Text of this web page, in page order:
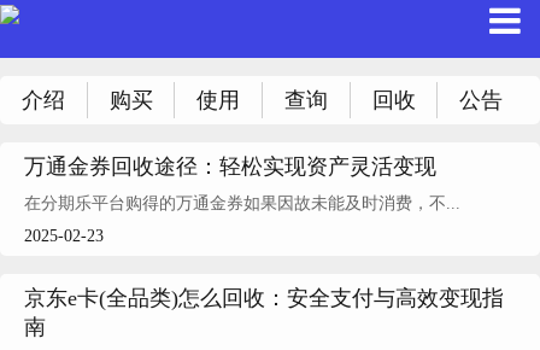
介绍 购买 使用 查询 回收 公告
万通金券回收途径：轻松实现资产灵活变现
在分期乐平台购得的万通金券如果因故未能及时消费，不...
2025-02-23
京东e卡(全品类)怎么回收：安全支付与高效变现指
南